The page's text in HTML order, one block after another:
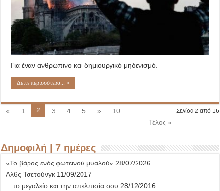
Για έναν ανθρώπινο και δημιουργικό μηδενισμό.
Δείτε περισσότερα... »
Σελίδα 2 από 16
« 1 2 3 4 5 » 10
...
Τέλος »
Δημοφιλή | 7 ημέρες
«Το βάρος ενός φωτεινού μυαλού» 28/07/2026
Αλ6ς Τσετούνγκ 11/09/2017
…το μεγαλείο και την απελπισία σου 28/12/2016